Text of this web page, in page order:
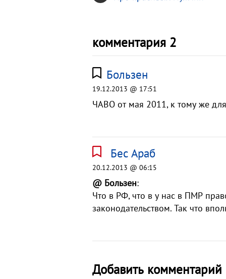
комментария 2
Бользен
19.12.2013 @ 17:51
ЧАВО от мая 2011, к тому же
Бес Араб
20.12.2013 @ 06:15
@ Бользен:
Что в РФ, что в у нас в ПМР
законодательством. Так что
Добавить комментарий